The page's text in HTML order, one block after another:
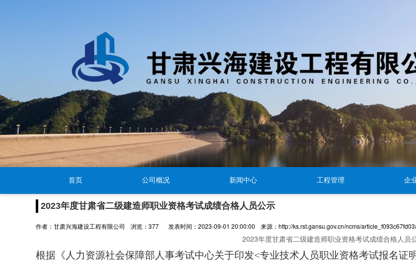
首页 公司概况 新闻中心 工程管理 企
2023年度甘肃省二级建造师职业资格考试成绩合格人员公示
作者：甘肃兴海建设工程有限公司 浏览： 377 发表时间：2023-09-01 20:00:00 来源：http://ks.rst.gansu.gov.cn/ncms/
2023年度甘肃省二级建造师职业资格考试成绩合格人员
根据《人力资源社会保障部人事考试中心关于印发<专业技术人员职业资格考试报名证